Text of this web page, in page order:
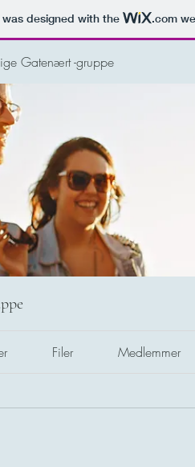
was designed with the .com
Gatenært -gruppe
Filer Medlemmer